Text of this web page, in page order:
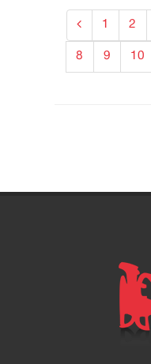
1 2
8 9 10